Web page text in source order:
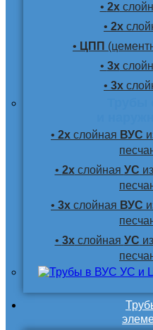
• 2х
• 2х
• ЦПП
• 3х
• 3х
• 2х слойная ВУС
• 2хслойная УС
• 3х слойная ВУС
• 3хслойная УС